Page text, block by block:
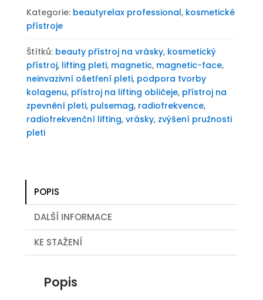
množství
Kategorie: beautyrelax professional, kosmetické
přístroje
Štítků: beauty přístroj na vrásky, kosmetický
přístroj, lifting pleti, magnetic, magnetic-face,
neinvazivní ošetření pleti, podpora tvorby
kolagenu, přístroj na lifting obličeje, přístroj na
zpevnění pleti, pulsemag, radiofrekvence,
radiofrekvenční lifting, vrásky, zvýšení pružnosti
pleti
POPIS
DALŠÍ INFORMACE
KE STAŽENÍ
Popis